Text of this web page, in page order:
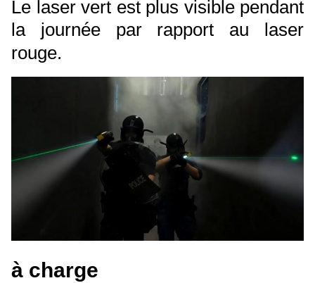
Le laser vert est plus visible pendant
la journée par rapport au laser
rouge.
à charge